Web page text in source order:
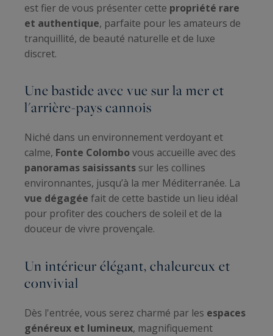
est fier de vous présenter cette propriété rare
et authentique, parfaite pour les amateurs de
tranquillité, de beauté naturelle et de luxe
discret.
Une bastide avec vue sur la mer et
l'arrière-pays cannois
Niché dans un environnement verdoyant et
calme, Fonte Colombovous accueille avec des
panoramas saisissants sur les collines
environnantes, jusqu’à la mer Méditerranée. La
vue dégagée fait de cette bastide un lieu idéal
pour profiter des couchers de soleil et de la
douceur de vivre provençale.
Un intérieur élégant, chaleureux et
convivial
Dès l'entrée, vous serez charmé par les espaces
généreux et lumineux, magnifiquement